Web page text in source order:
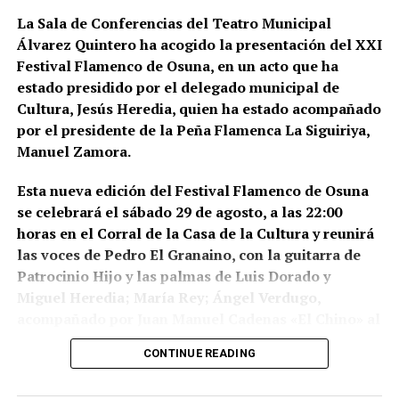
registros en sociedades mercantiles situadas en La
Puebla de Cazalla, Valencia, Badajoz y Córdoba,
además del registro de un domicilio particular en La
Puebla de Cazalla. La información oficial no precisa,
al menos por ahora, cuántas de las nueve empresas
registradas se encontraban concretamente en el
municipio sevillano, por lo que no sería correcto
La operación se desarrolló bajo la dirección de la
Sección Civil y de Instrucción del Tribunal de
Instancia de Morón de la Frontera, plaza número 2,
órgano judicial competente en la investigación. La
existencia y actual denominación de este Tribunal
Ministerio de Justicia.
La Sala de Conferencias del Teatro Municipal
Álvarez Quintero ha acogido la presentación del XXI
Festival Flamenco de Osuna, en un acto que ha
estado presidido por el delegado municipal de
Cultura, Jesús Heredia, quien ha estado acompañado
por el presidente de la Peña Flamenca La Siguiriya,
Manuel Zamora.
Esta nueva edición del Festival Flamenco de Osuna
se celebrará el sábado 29 de agosto, a las 22:00
horas en el Corral de la Casa de la Cultura y reunirá
las voces de Pedro El Granaino, con la guitarra de
Patrocinio Hijo y las palmas de Luis Dorado y
Miguel Heredia; María Rey; Ángel Verdugo,
toque y María José e Isabel León a las palmas y
Montse Cortés acompañada por la guitarra de
CONTINUE READING